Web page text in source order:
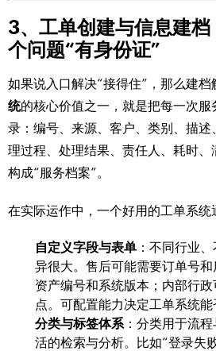
3、工单创建与信息建
个问题“有身份证”
如果说入口解决“接得住”，那么建档
统的核心价值之一，就是把每一次
录：编号、来源、客户、类别、描
理过程、处理结果、责任人、耗时
构成“服务档案”。
在实际运作中，一个好用的工单系统
自定义字段与表单 ：不同行业
异很大。售后可能需要订单号
资产编号和系统版本；内部行
点。可配置能力决定工单系统能
分类与标签体系 ：分类用于流
活的检索与分析。比如“登录失